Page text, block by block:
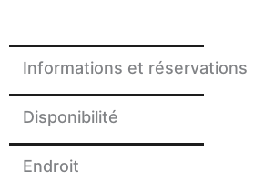
Informations et réservations
Disponibilité
Endroit